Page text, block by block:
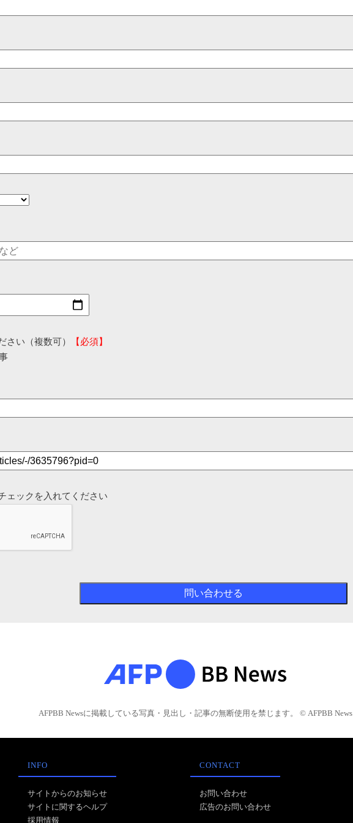
さい（複数可）
【必須】
ェックを入れてください
AFPBB Newsに掲載している写真・見出し・記事の無断使用を禁じます。 © AFPBB News
INFO
サイトからのお知らせ
サイトに関するヘルプ
採用情報
CONTACT
お問い合わせ
広告のお問い合わせ